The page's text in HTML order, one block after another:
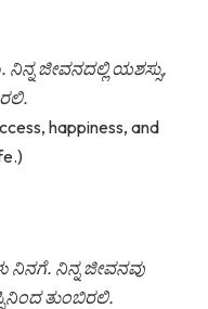
ನಿನ್ನ ಜೀವನದಲ್ಲಿ ಯಶಸ್ಸು,
happiness, and
ನಿನಗೆ. ನಿನ್ನ ಜೀವನವು
ತುಂಬಿರಲಿ.